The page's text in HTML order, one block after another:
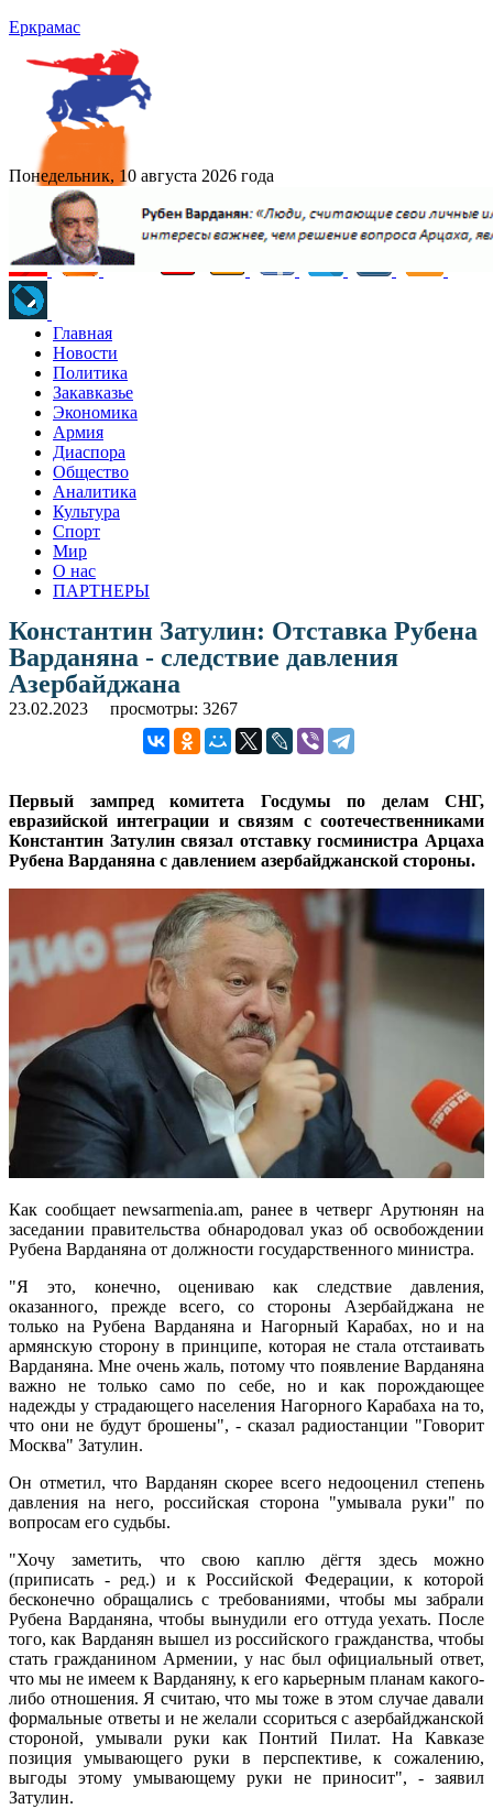
Еркрамас
Понедельник, 10 августа 2026 года
Главная
Новости
Политика
Закавказье
Экономика
Армия
Диаспора
Общество
Аналитика
Культура
Спорт
Мир
О нас
ПАРТНЕРЫ
Константин Затулин: Отставка Рубена
Варданяна - следствие давления
Азербайджана
23.02.2023 просмотры: 3267
Первый зампред комитета Госдумы по делам СНГ,
евразийской интеграции и связям с соотечественниками
Константин Затулин связал отставку госминистра Арцаха
Рубена Варданяна с давлением азербайджанской стороны.
Как сообщает newsarmenia.am, ранее в четверг Арутюнян на
заседании правительства обнародовал указ об освобождении
Рубена Варданяна от должности государственного министра.
"Я это, конечно, оцениваю как следствие давления,
оказанного, прежде всего, со стороны Азербайджана не
только на Рубена Варданяна и Нагорный Карабах, но и на
армянскую сторону в принципе, которая не стала отстаивать
Варданяна. Мне очень жаль, потому что появление Варданяна
важно не только само по себе, но и как порождающее
надежды у страдающего населения Нагорного Карабаха на то,
что они не будут брошены", - сказал радиостанции "Говорит
Москва" Затулин.
Он отметил, что Варданян скорее всего недооценил степень
давления на него, российская сторона "умывала руки" по
вопросам его судьбы.
"Хочу заметить, что свою каплю дёгтя здесь можно
(приписать - ред.) и к Российской Федерации, к которой
бесконечно обращались с требованиями, чтобы мы забрали
Рубена Варданяна, чтобы вынудили его оттуда уехать. После
того, как Варданян вышел из российского гражданства, чтобы
стать гражданином Армении, у нас был официальный ответ,
что мы не имеем к Варданяну, к его карьерным планам какого-
либо отношения. Я считаю, что мы тоже в этом случае давали
формальные ответы и не желали ссориться с азербайджанской
стороной, умывали руки как Понтий Пилат. На Кавказе
позиция умывающего руки в перспективе, к сожалению,
выгоды этому умывающему руки не приносит", - заявил
Затулин.